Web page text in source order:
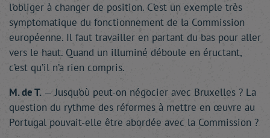
l’obliger à changer de position. C’est un exemple très
symptomatique du fonctionnement de la Commission
européenne. Il faut travailler en partant du bas pour aller
vers le haut. Quand un illuminé déboule en éructant,
c’est qu’il n’a rien compris.
M. de T. — Jusqu’où peut-on négocier avec Bruxelles ? La
question du rythme des réformes à mettre en œuvre au
Portugal pouvait-elle être abordée avec la Commission ?